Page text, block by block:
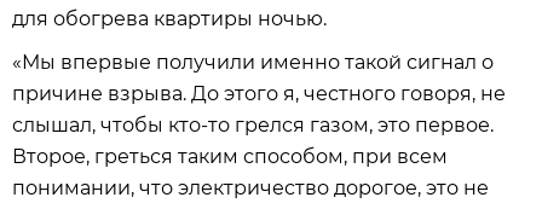
для обогрева квартиры ночью.
«Мы впервые получили именно такой сигнал о
причине взрыва. До этого я, честного говоря, не
слышал, чтобы кто-то грелся газом, это первое.
Второе, греться таким способом, при всем
понимании, что электричество дорогое, это не